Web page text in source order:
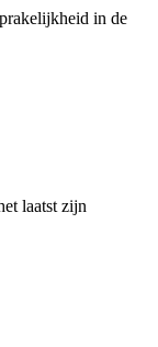
in de
laatst zijn